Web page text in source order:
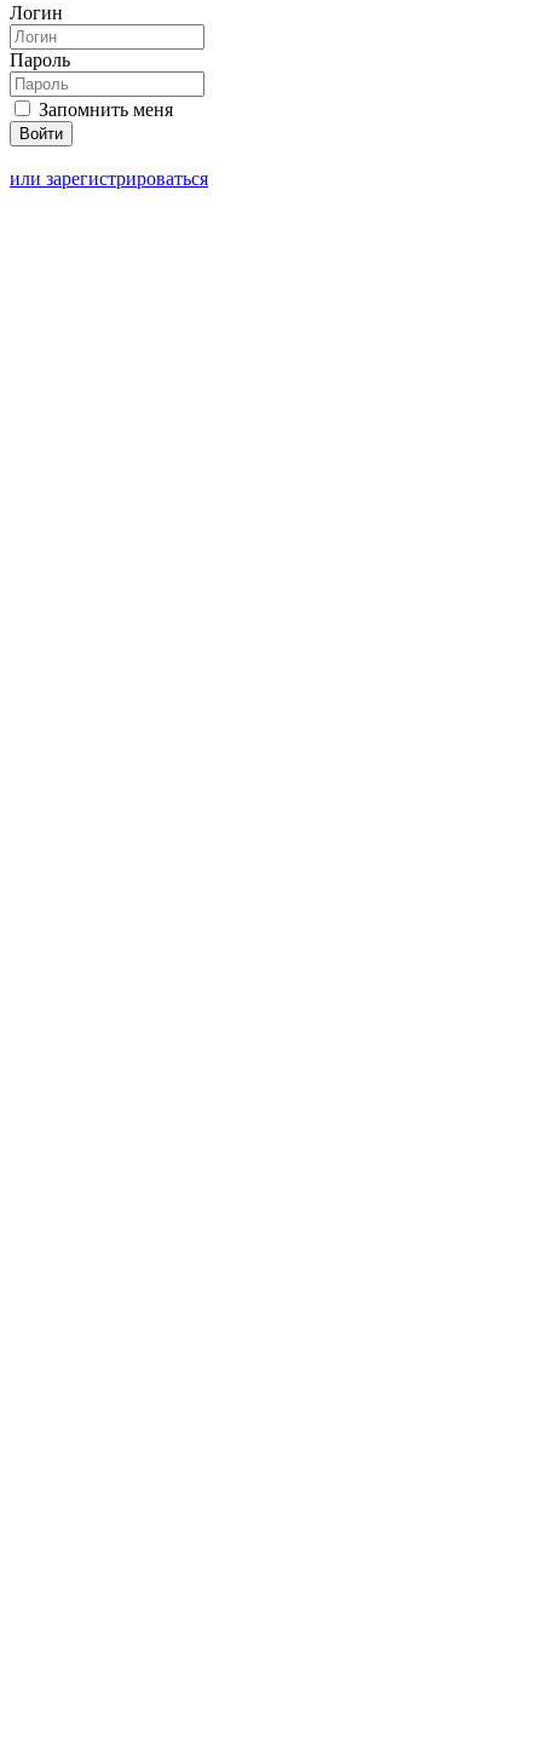
Логин
Пароль
Запомнить меня
или зарегистрироваться